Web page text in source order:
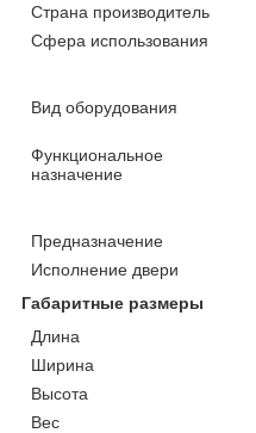
Страна производитель
Сфера использования
Вид оборудования
Функциональное
назначение
Предназначение
Исполнение двери
Габаритные размеры
Длина
Ширина
Высота
Вес